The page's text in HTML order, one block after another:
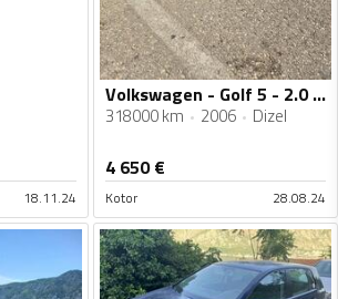
18.11.24
Volkswagen - Golf 5 - 2.0 TDI
318000 km 2006 Dizel
4 650€
Kotor 28.08.24